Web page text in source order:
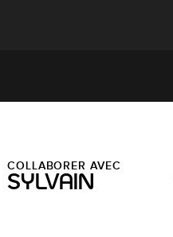
COLLABORER AVEC
SYLVAIN